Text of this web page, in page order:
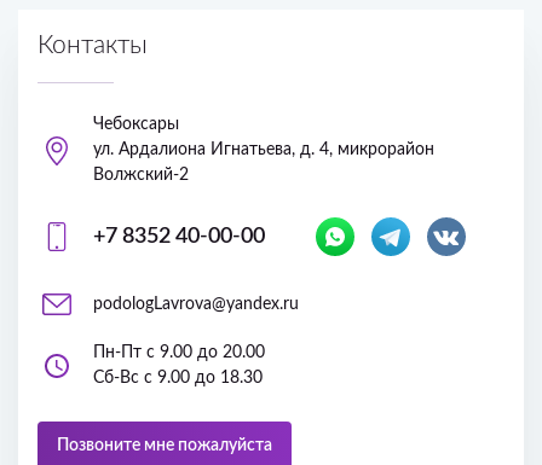
Контакты
Чебоксары
ул. Ардалиона Игнатьева, д. 4, микрорайон
Волжский-2
+7 8352 40-00-00
podologLavrova@yandex.ru
Пн-Пт с 9.00 до 20.00
Сб-Вс с 9.00 до 18.30
Позвоните мне пожалуйста